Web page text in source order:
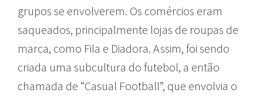
grupos se envolverem. Os comércios eram
saqueados, principalmente lojas de roupas de
marca, como Fila e Diadora. Assim, foi sendo
criada uma subcultura do futebol, a então
chamada de “Casual Football”, que envolvia o